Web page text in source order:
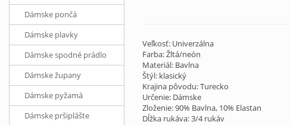
Veľkosť: Univerzálna
Farba: Žltá/neón
Materiál: Bavlna
Štýl: klasický
Krajina pôvodu: Turecko
Určenie: Dámske
Zloženie: 90% Bavlna, 10% Elastan
Dĺžka rukáva: 3/4 rukáv
Dámske pončá
Dámske plavky
Dámske spodné prádlo
Dámske župany
Dámske pyžamá
Dámske pršiplášte